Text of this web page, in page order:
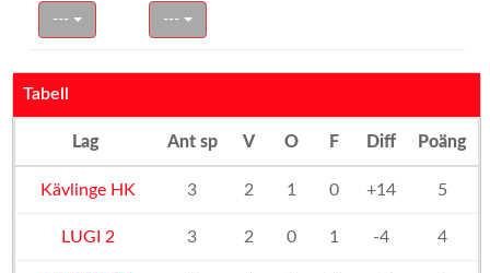
--- ---
Tabell
Lag Ant sp V O F Diff Poäng
Kävlinge HK 3 2 1 0 +14 5
LUGI 2 3 2 0 1 -4 4